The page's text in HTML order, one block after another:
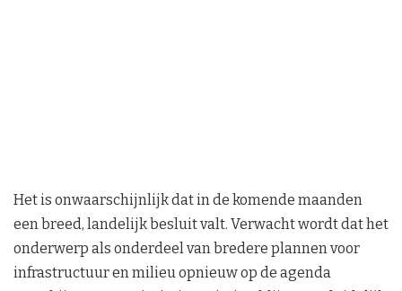
Het is onwaarschijnlijk dat in de komende maanden
een breed, landelijk besluit valt. Verwacht wordt dat het
onderwerp als onderdeel van bredere plannen voor
infrastructuur en milieu opnieuw op de agenda